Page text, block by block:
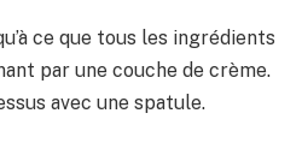
ce que tous les ingrédients
par une couche de crème.
avec une spatule.